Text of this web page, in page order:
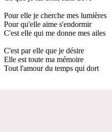
Pour elle je cherche mes lumières
Pour qu'elle aime s'endormir
C'est elle qui me donne mes ailes
C'est par elle que je désire
Elle est toute ma mémoire
Tout l'amour du temps qui dort